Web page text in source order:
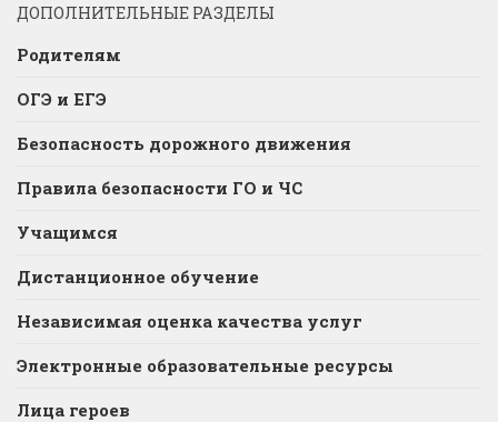
ДОПОЛНИТЕЛЬНЫЕ РАЗДЕЛЫ
Родителям
ОГЭ и ЕГЭ
Безопасность дорожного движения
Правила безопасности ГО и ЧС
Учащимся
Дистанционное обучение
Независимая оценка качества услуг
Электронные образовательные ресурсы
Лица героев